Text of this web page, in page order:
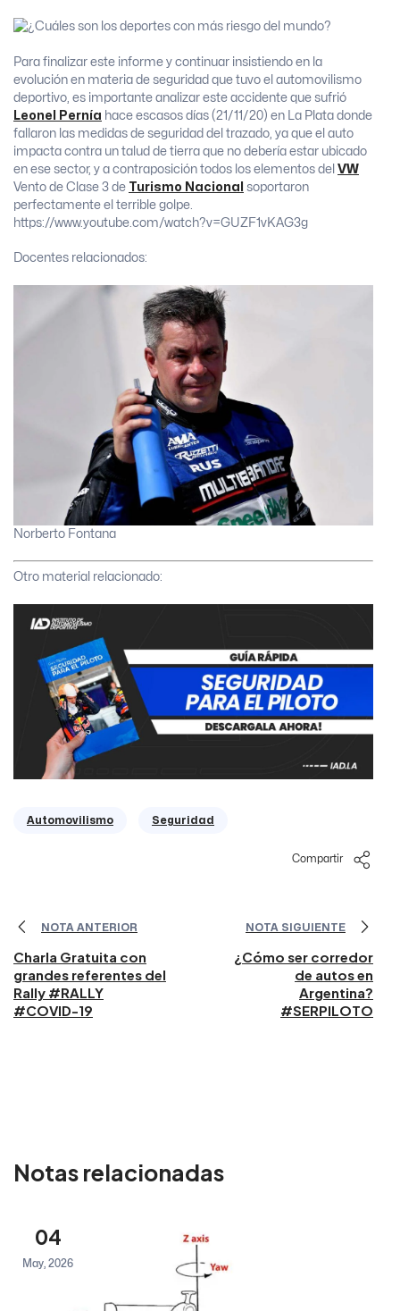
Para finalizar este informe y continuar insistiendo en la
evolución en materia de seguridad que tuvo el automovilismo
deportivo, es importante analizar este accidente que sufrió
Leonel Pernía hace escasos días (21/11/20) en La Plata donde
fallaron las medidas de seguridad del trazado, ya que el auto
impacta contra un talud de tierra que no debería estar ubicado
en ese sector, y a contraposición todos los elementos del VW
Vento de Clase 3 de Turismo Nacional
soportaron
perfectamente el terrible golpe.
https://www.youtube.com/watch?v=GUZF1vKAG3g
Docentes relacionados:
Norberto Fontana
Otro material relacionado:
Automovilismo Seguridad
Compartir
NOTA ANTERIOR
Charla Gratuita con
grandes referentes del
Rally #RALLY
#COVID-19
NOTA SIGUIENTE
¿Cómo ser corredor
de autos en
Argentina?
#SERPILOTO
Notas relacionadas
04
May, 2026